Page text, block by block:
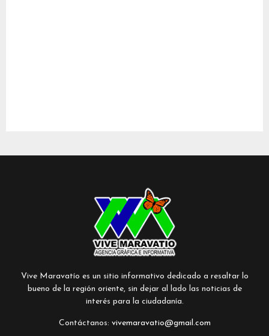
Vive Maravatío es un sitio informativo dedicado a resaltar lo
bueno de la región oriente, sin dejar al lado las noticias de
interés para la ciudadanía.
Contáctanos: vivemaravatio@gmail.com